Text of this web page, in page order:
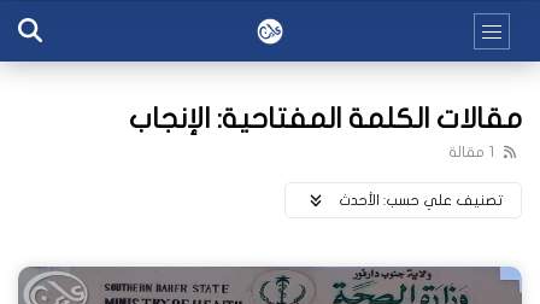
مقالات الكلمة المفتاحية: الإنجاب
1 مقالة
تصنيف علي حسب: اﻷحدث